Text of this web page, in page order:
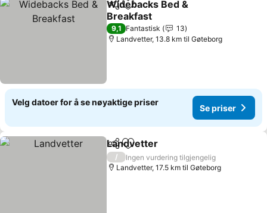
Del Legg til i favoritter
Widebacks Bed &
Breakfast
9,1 Fantastisk
13
Landvetter, 13.8 km til Gøteborg
Velg datoer for å se nøyaktige priser
Se priser
Del Legg til i favoritter
Landvetter
/
Ingen vurdering tilgjengelig
Landvetter, 17.5 km til Gøteborg